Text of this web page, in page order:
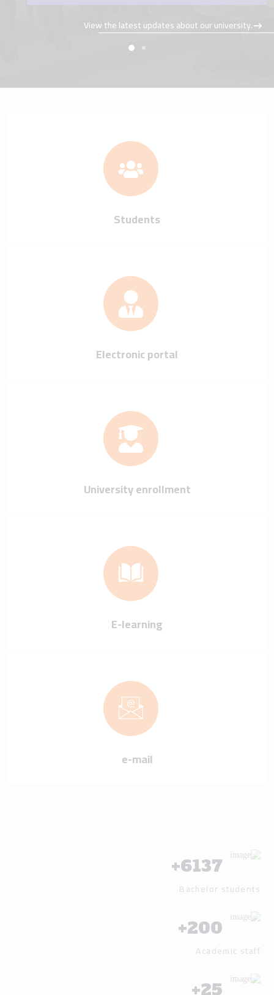
View the latest updates about our university.
Students
Electronic portal
University enrollment
E-learning
e-mail
6137
+
Bachelor students
200
+
Academic staff
25
+